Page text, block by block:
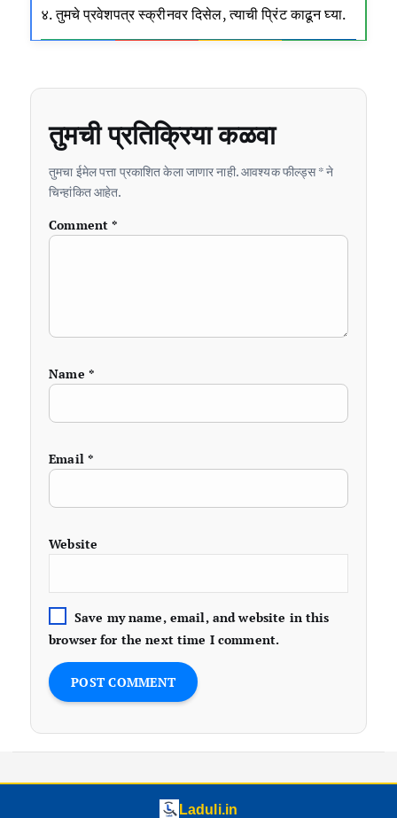
४. तुमचे प्रवेशपत्र स्क्रीनवर दिसेल, त्याची प्रिंट काढून घ्या.
तुमची प्रतिक्रिया कळवा
तुमचा ईमेल पत्ता प्रकाशित केला जाणार नाही. आवश्यक फील्ड्स * ने
चिन्हांकित आहेत.
Comment*
Name *
Email *
Website
Save my name, email, and website in this
browser for the next time I comment.
Laduli.in